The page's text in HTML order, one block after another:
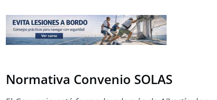
Normativa Convenio SOLAS